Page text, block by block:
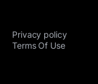
Privacy policy
Terms Of Use